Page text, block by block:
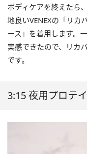
ボディケアを終えたら
地良いVENEXの「リカ
ース」を着用します。
実感できたので、リカ
です。
3:15 夜用プロテ